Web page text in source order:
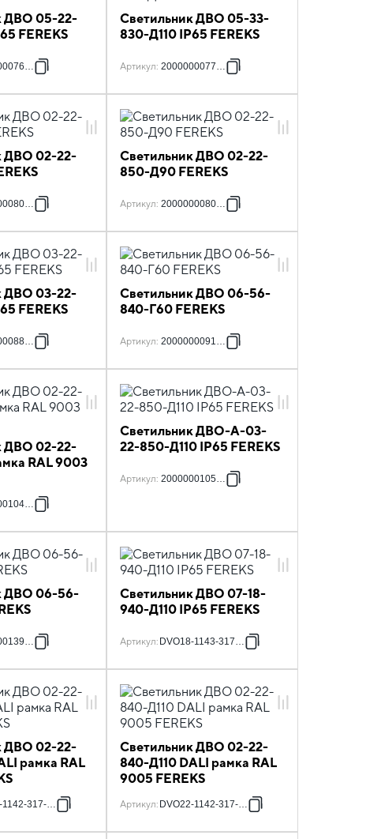
ДВО 05-22-
FEREKS
Светильник ДВО 05-33-
830-Д110 IP65 FEREKS
Артикул: 2000000077178
ДВО 02-22-
Светильник ДВО 02-22-
850-Д90 FEREKS
Артикул: 2000000080819
ДВО 03-22-
FEREKS
Светильник ДВО 06-56-
840-Г60 FEREKS
Артикул: 2000000091518
ДВО 02-22-
RAL 9003
Светильник ДВО-А-03-
22-850-Д110 IP65 FEREKS
Артикул: 2000000105796
ДВО 06-56-
Светильник ДВО 07-18-
940-Д110 IP65 FEREKS
Артикул: DVO18-1143-317-17
ДВО 02-22-
рамка RAL
1142-317-11419
Светильник ДВО 02-22-
840-Д110 DALI рамка RAL
9005 FEREKS
Артикул: DVO22-1142-317-11519